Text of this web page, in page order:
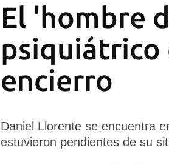
El 'hombre
psiquiátrico
encierro
Daniel Llorente se encuentra
estuvieron pendientes de su